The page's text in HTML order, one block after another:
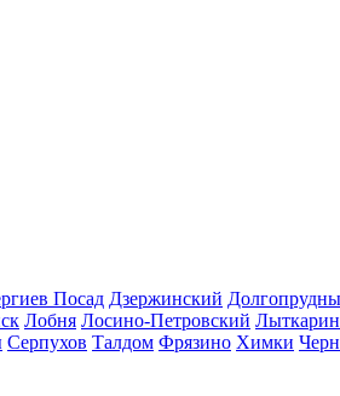
Посад Дзержинский
Лобня Лосино-Петровский
Серпухов Талдом Фрязино Химки